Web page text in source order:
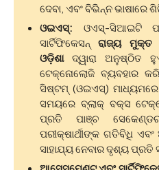
ଦେବା, ଏବଂ ବିଭିନ୍ନ ଭାଷାରେ
ଓଇଏସ୍: ଓଏସ୍-ସିଆଇଟି
ସାର୍ଟିଫିକେସନ୍ରାଜ୍ୟ ମୁକ୍ତ
ଓଡ଼ିଶାଦ୍ୱାରା ଅନୁଷ୍ଠିତ
ଟେକ୍ନୋଲୋଜି ବ୍ୟବହାର
ସିଷ୍ଟମ୍ (ଓଇଏସ୍) ମାଧ୍ୟମରେ
ସମୟରେ ବ୍ଲାକ୍ ବକ୍ସ
ପ୍ରତି ପାଞ୍ଚ
ପରୀକ୍ଷାର୍ଥୀଙ୍କ ଗତିବିଧି
ସାହାଯ୍ୟ ନେବାର ଦୃଶ୍ୟ ପ୍ରତି